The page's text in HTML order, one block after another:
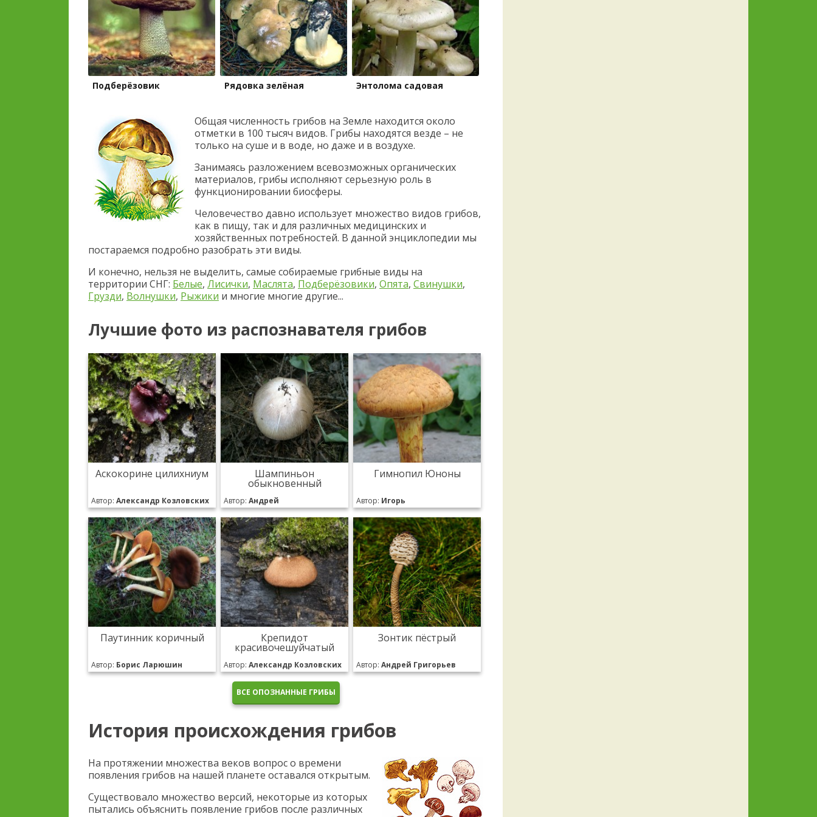
Подберёзовик Рядовка зелёная Энтолома садовая
Общая численность грибов на Земле находится около
отметки в 100 тысяч видов. Грибы находятся везде – не
только на суше и в воде, но даже и в воздухе.
Занимаясь разложением всевозможных органических
материалов, грибы исполняют серьезную роль в
функционировании биосферы.
Человечество давно использует множество видов грибов,
как в пищу, так и для различных медицинских и
хозяйственных потребностей. В данной энциклопедии мы
постараемся подробно разобрать эти виды.
И конечно, нельзя не выделить, самые собираемые грибные виды на
территории СНГ: Белые, Лисички, Маслята, Подберёзовики, Опята, Свинушки,
Грузди, Волнушки, Рыжики и многие многие другие...
Лучшие фото из распознавателя грибов
Аскокорине цилихниум
Автор: Александр Козловских
Шампиньон
обыкновенный
Автор: Андрей
Гимнопил Юноны
Автор: Игорь
Паутинник коричный
Автор: Борис Ларюшин
Крепидот
красивочешуйчатый
Автор: Александр Козловских
Зонтик пёстрый
Автор: Андрей Григорьев
ВСЕ ОПОЗНАННЫЕ ГРИБЫ
История происхождения грибов
На протяжении множества веков вопрос о времени
появления грибов на нашей планете оставался открытым.
Существовало множество версий, некоторые из которых
пытались объяснить появление грибов после различных